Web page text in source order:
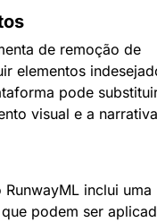
de remoção de
elementos
pode
visual e a
inclui uma
podem ser